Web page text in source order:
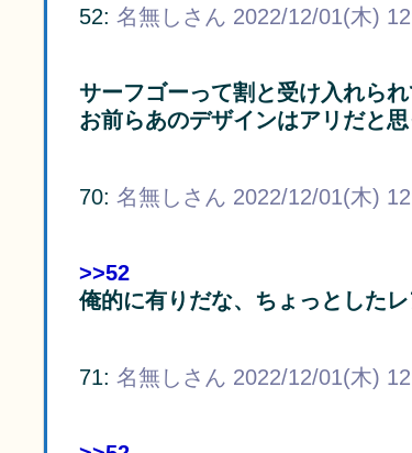
52: 名無しさん 2022/12/01(木)
サーフゴーって割と受け入れら
お前らあのデザインはアリだと
70: 名無しさん 2022/12/01(木)
>>52
俺的に有りだな、ちょっとした
71: 名無しさん 2022/12/01(木)